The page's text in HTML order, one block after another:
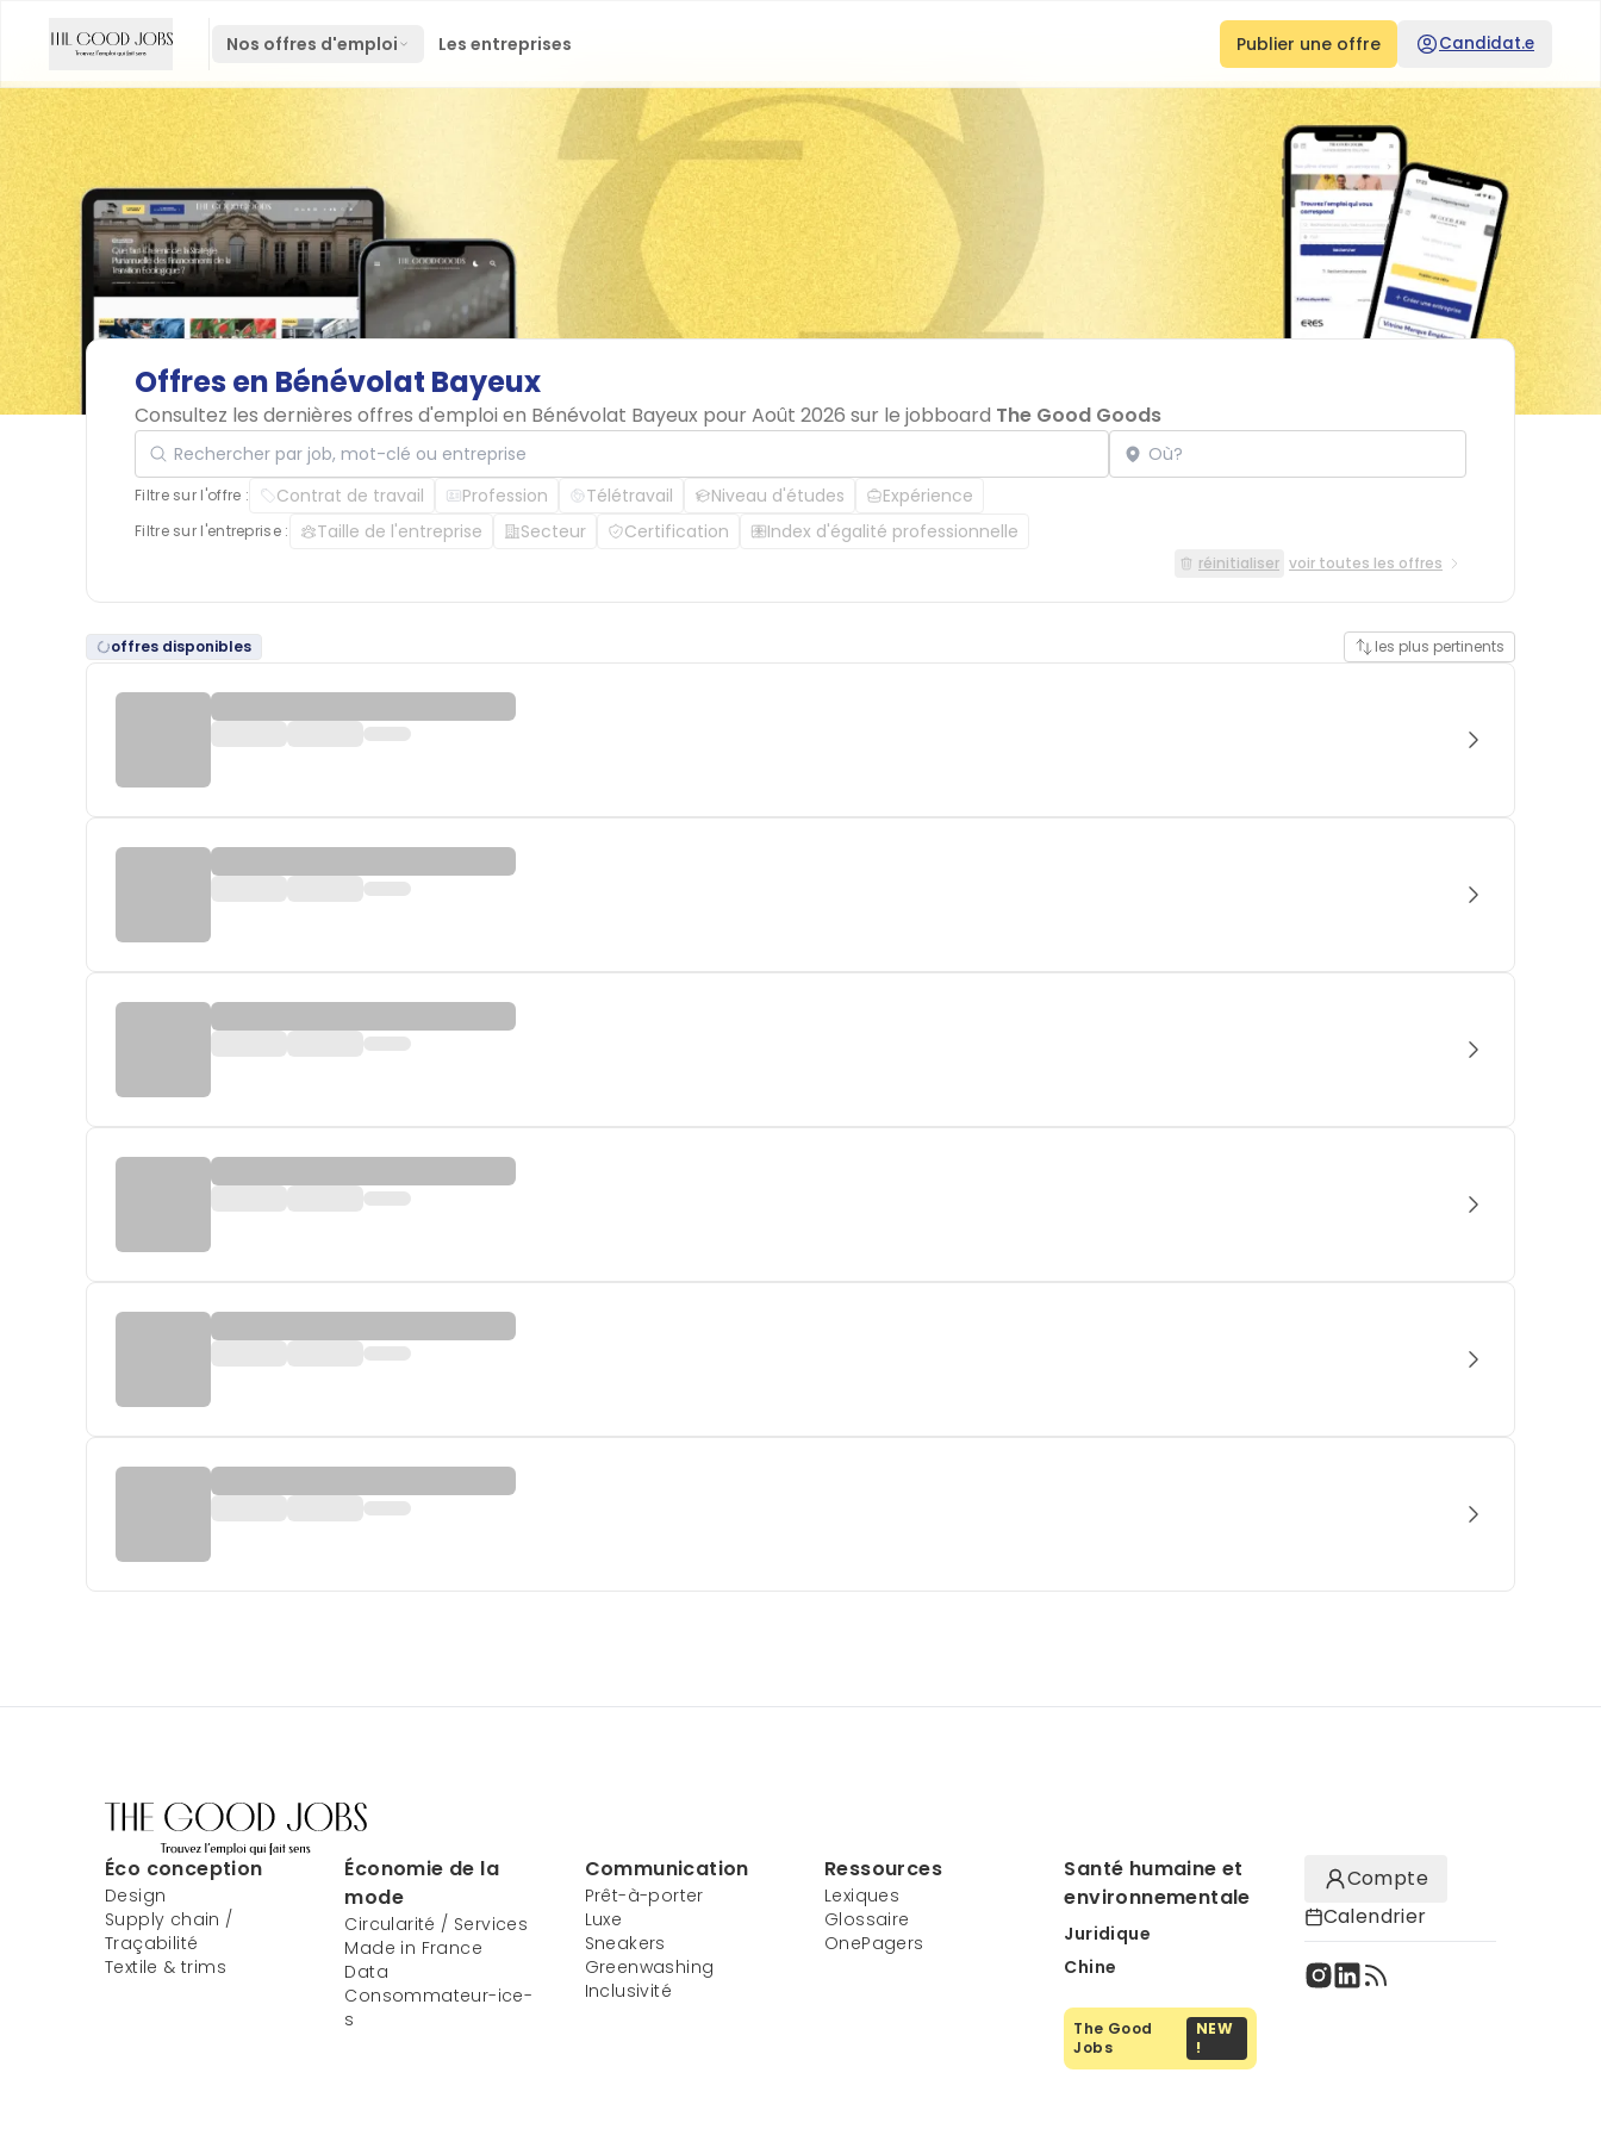
Nos offres d'emploi Les entreprises Publier une offre Candidat.e
Offres en Bénévolat Bayeux
Consultez les dernières offres d'emploi en Bénévolat Bayeux pour Août 2026 sur le jobboard The Good Goods
Rechercher par job, mot-clé ou entreprise Localisation
Filtre sur l'offre : Contrat de travail Profession Télétravail Niveau d'études Expérience
Filtre sur l'entreprise : Taille de l'entreprise Secteur Certification Index d'égalité professionnelle
réinitialiser voir toutes les offres
offres disponibles les plus pertinents
Éco conception
Design
Supply chain /
Traçabilité
Textile & trims
Économie de la
mode
Circularité / Services
Made in France
Data
Consommateur-ice-
s
Communication
Prêt-à-porter
Luxe
Sneakers
Greenwashing
Inclusivité
Ressources
Lexiques
Glossaire
OnePagers
Santé humaine et
environnementale
Juridique
Chine
The Good
Jobs
NEW
!
Compte
Calendrier